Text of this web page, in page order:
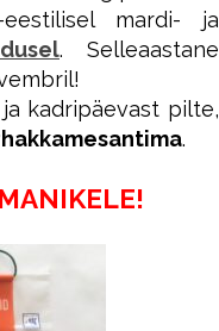
mardi- ja
. Selleaastane
kadripäevast pilte,
.